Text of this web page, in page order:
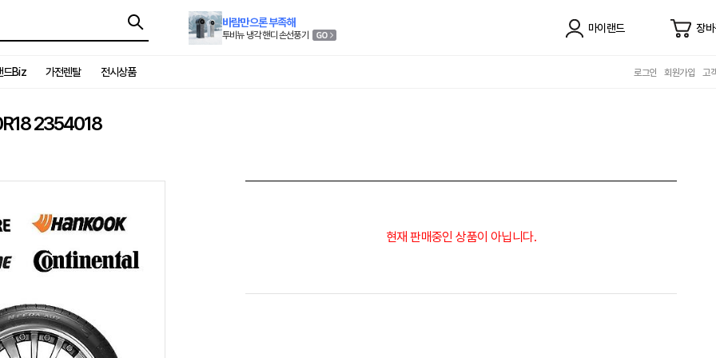
바람만으론 부족해
투비뉴 냉각 핸디 손선풍기
마이랜드 장
드Biz 가전렌탈 전시상품 로그인 회원가입 고
2354018
현재 판매중인 상품이 아닙니다.